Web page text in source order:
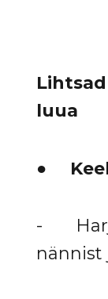
luua
●
-
nännist